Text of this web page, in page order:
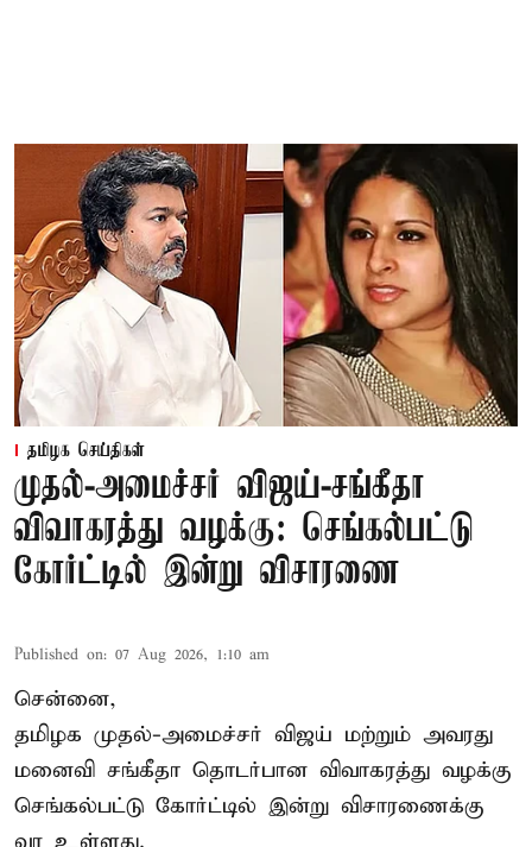
தமிழக செய்திகள்
முதல்-அமைச்சர் விஜய்-சங்கீதா
விவாகரத்து வழக்கு: செங்கல்பட்டு
கோர்ட்டில் இன்று விசாரணை
Published on: 07 Aug 2026, 1:10 am
சென்னை,
தமிழக முதல்-அமைச்சர் விஜய் மற்றும் அவரது
மனைவி சங்கீதா தொடர்பான விவாகரத்து வழக்கு
செங்கல்பட்டு கோர்ட்டில் இன்று விசாரணைக்கு